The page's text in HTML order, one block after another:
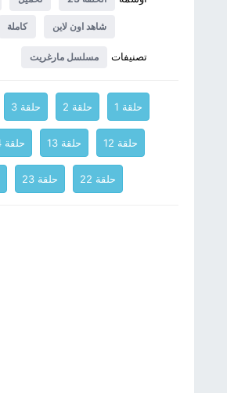
شاهد اون لاين كاملة
تصنيفات مسلسل مارغريت
حلقة 1 حلقة 2 حلقة 3
حلقة 12 حلقة 13 حلقة 14
حلقة 22 حلقة 23